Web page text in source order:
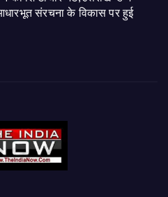
संरचना के विकास पर हुई